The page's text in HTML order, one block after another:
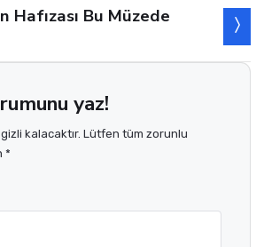
Hafızası Bu Müzede
yaz!
kalacaktır. Lütfen tüm zorunlu
*